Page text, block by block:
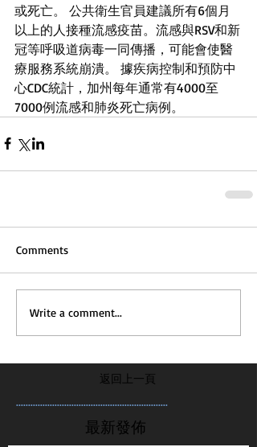
或死亡。 公共衛生官員建議所有6個月
以上的人接種流感疫苗。流感與RSV和新
冠等呼吸道病毒一同傳播，可能會使醫
療服務系統崩潰。 據疾病控制和預防中
心CDC統計，加州每年通常有4000至
7000例流感和肺炎死亡病例。
Comments
Write a comment...
返回上一頁
...............................................................
最新發佈